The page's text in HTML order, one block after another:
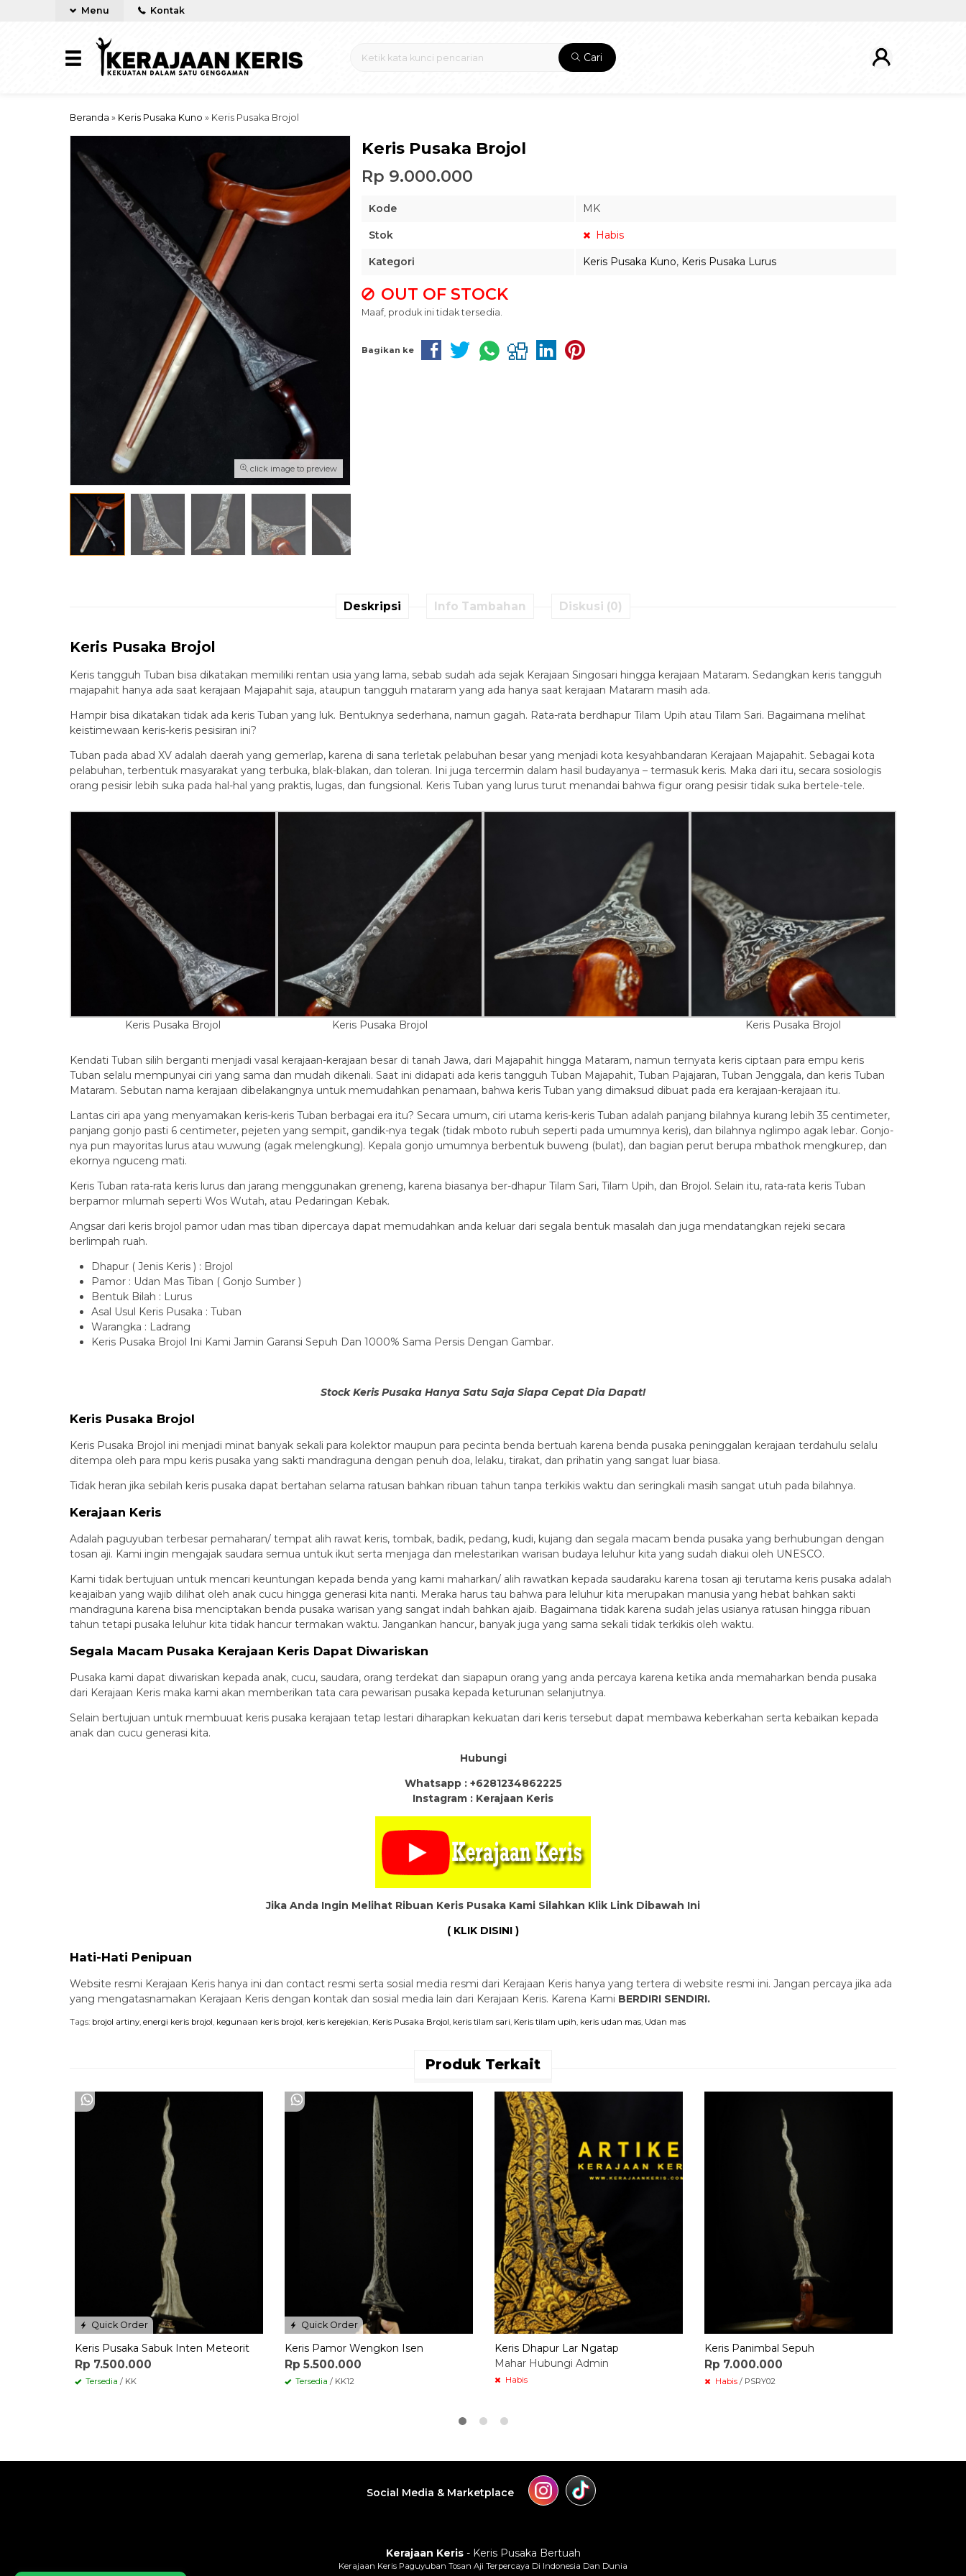
Menu Kontak
Cari
Beranda » Keris Pusaka Kuno » Keris Pusaka Brojol
click image to preview
Keris Pusaka Brojol
Rp 9.000.000
Kode MK
Stok Habis
Kategori Keris Pusaka Kuno, Keris Pusaka Lurus
OUT OF STOCK
Maaf, produk ini tidak tersedia.
Bagikan ke
Deskripsi Info Tambahan Diskusi (0)
Keris Pusaka Brojol
Keris tangguh Tuban bisa dikatakan memiliki rentan usia yang lama, sebab sudah ada sejak Kerajaan Singosari hingga kerajaan Mataram. Sedangkan keris tangguh
majapahit hanya ada saat kerajaan Majapahit saja, ataupun tangguh mataram yang ada hanya saat kerajaan Mataram masih ada.
Hampir bisa dikatakan tidak ada keris Tuban yang luk. Bentuknya sederhana, namun gagah. Rata-rata berdhapur Tilam Upih atau Tilam Sari. Bagaimana melihat
keistimewaan keris-keris pesisiran ini?
Tuban pada abad XV adalah daerah yang gemerlap, karena di sana terletak pelabuhan besar yang menjadi kota kesyahbandaran Kerajaan Majapahit. Sebagai kota
pelabuhan, terbentuk masyarakat yang terbuka, blak-blakan, dan toleran. Ini juga tercermin dalam hasil budayanya – termasuk keris. Maka dari itu, secara sosiologis
orang pesisir lebih suka pada hal-hal yang praktis, lugas, dan fungsional. Keris Tuban yang lurus turut menandai bahwa figur orang pesisir tidak suka bertele-tele.
Keris Pusaka Brojol Keris Pusaka Brojol Keris Pusaka Brojol
Kendati Tuban silih berganti menjadi vasal kerajaan-kerajaan besar di tanah Jawa, dari Majapahit hingga Mataram, namun ternyata keris ciptaan para empu keris
Tuban selalu mempunyai ciri yang sama dan mudah dikenali. Saat ini didapati ada keris tangguh Tuban Majapahit, Tuban Pajajaran, Tuban Jenggala, dan keris Tuban
Mataram. Sebutan nama kerajaan dibelakangnya untuk memudahkan penamaan, bahwa keris Tuban yang dimaksud dibuat pada era kerajaan-kerajaan itu.
Lantas ciri apa yang menyamakan keris-keris Tuban berbagai era itu? Secara umum, ciri utama keris-keris Tuban adalah panjang bilahnya kurang lebih 35 centimeter,
panjang gonjo pasti 6 centimeter, pejeten yang sempit, gandik-nya tegak (tidak mboto rubuh seperti pada umumnya keris), dan bilahnya nglimpo agak lebar. Gonjo-
nya pun mayoritas lurus atau wuwung (agak melengkung). Kepala gonjo umumnya berbentuk buweng (bulat), dan bagian perut berupa mbathok mengkurep, dan
ekornya nguceng mati.
Keris Tuban rata-rata keris lurus dan jarang menggunakan greneng, karena biasanya ber-dhapur Tilam Sari, Tilam Upih, dan Brojol. Selain itu, rata-rata keris Tuban
berpamor mlumah seperti Wos Wutah, atau Pedaringan Kebak.
Angsar dari keris brojol pamor udan mas tiban dipercaya dapat memudahkan anda keluar dari segala bentuk masalah dan juga mendatangkan rejeki secara
berlimpah ruah.
Dhapur ( Jenis Keris ) : Brojol
Pamor : Udan Mas Tiban ( Gonjo Sumber )
Bentuk Bilah : Lurus
Asal Usul Keris Pusaka : Tuban
Warangka : Ladrang
Keris Pusaka Brojol Ini Kami Jamin Garansi Sepuh Dan 1000% Sama Persis Dengan Gambar.
Stock Keris Pusaka Hanya Satu Saja Siapa Cepat Dia Dapat!
Keris Pusaka Brojol
Keris Pusaka Brojol ini menjadi minat banyak sekali para kolektor maupun para pecinta benda bertuah karena benda pusaka peninggalan kerajaan terdahulu selalu
ditempa oleh para mpu keris pusaka yang sakti mandraguna dengan penuh doa, lelaku, tirakat, dan prihatin yang sangat luar biasa.
Tidak heran jika sebilah keris pusaka dapat bertahan selama ratusan bahkan ribuan tahun tanpa terkikis waktu dan seringkali masih sangat utuh pada bilahnya.
Kerajaan Keris
Adalah paguyuban terbesar pemaharan/ tempat alih rawat keris, tombak, badik, pedang, kudi, kujang dan segala macam benda pusaka yang berhubungan dengan
tosan aji. Kami ingin mengajak saudara semua untuk ikut serta menjaga dan melestarikan warisan budaya leluhur kita yang sudah diakui oleh UNESCO.
Kami tidak bertujuan untuk mencari keuntungan kepada benda yang kami maharkan/ alih rawatkan kepada saudaraku karena tosan aji terutama keris pusaka adalah
keajaiban yang wajib dilihat oleh anak cucu hingga generasi kita nanti. Meraka harus tau bahwa para leluhur kita merupakan manusia yang hebat bahkan sakti
mandraguna karena bisa menciptakan benda pusaka warisan yang sangat indah bahkan ajaib. Bagaimana tidak karena sudah jelas usianya ratusan hingga ribuan
tahun tetapi pusaka leluhur kita tidak hancur termakan waktu. Jangankan hancur, banyak juga yang sama sekali tidak terkikis oleh waktu.
Segala Macam Pusaka Kerajaan Keris Dapat Diwariskan
Pusaka kami dapat diwariskan kepada anak, cucu, saudara, orang terdekat dan siapapun orang yang anda percaya karena ketika anda memaharkan benda pusaka
dari Kerajaan Keris maka kami akan memberikan tata cara pewarisan pusaka kepada keturunan selanjutnya.
Selain bertujuan untuk membuuat keris pusaka kerajaan tetap lestari diharapkan kekuatan dari keris tersebut dapat membawa keberkahan serta kebaikan kepada
anak dan cucu generasi kita.
Hubungi
Whatsapp : +6281234862225
Instagram : Kerajaan Keris
Jika Anda Ingin Melihat Ribuan Keris Pusaka Kami Silahkan Klik Link Dibawah Ini
( KLIK DISINI )
Hati-Hati Penipuan
Website resmi Kerajaan Keris hanya ini dan contact resmi serta sosial media resmi dari Kerajaan Keris hanya yang tertera di website resmi ini. Jangan percaya jika ada
yang mengatasnamakan Kerajaan Keris dengan kontak dan sosial media lain dari Kerajaan Keris. Karena Kami BERDIRI SENDIRI.
Tags: brojol artiny energi keris brojol kegunaan keris brojol keris kerejekian Keris Pusaka Brojol keris tilam sari Keris tilam upih keris udan mas Udan mas
Produk Terkait
Quick Order
Keris Pusaka Sabuk Inten Meteorit
Rp 7.500.000
Tersedia / KK
Quick Order
Keris Pamor Wengkon Isen
Rp 5.500.000
Tersedia / KK12
Keris Dhapur Lar Ngatap
Mahar Hubungi Admin
Habis
Keris Panimbal Sepuh
Rp 7.000.000
Habis / PSRY02
Social Media & Marketplace
Kerajaan Keris- Keris Pusaka Bertuah
Kerajaan Keris Paguyuban Tosan Aji Terpercaya Di Indonesia Dan Dunia